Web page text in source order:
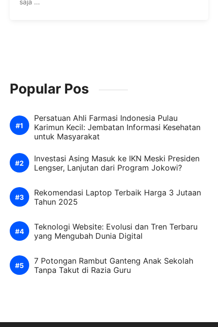
saja ...
Popular Pos
Persatuan Ahli Farmasi Indonesia Pulau
Karimun Kecil: Jembatan Informasi Kesehatan
untuk Masyarakat
Investasi Asing Masuk ke IKN Meski Presiden
Lengser, Lanjutan dari Program Jokowi?
Rekomendasi Laptop Terbaik Harga 3 Jutaan
Tahun 2025
Teknologi Website: Evolusi dan Tren Terbaru
yang Mengubah Dunia Digital
7 Potongan Rambut Ganteng Anak Sekolah
Tanpa Takut di Razia Guru